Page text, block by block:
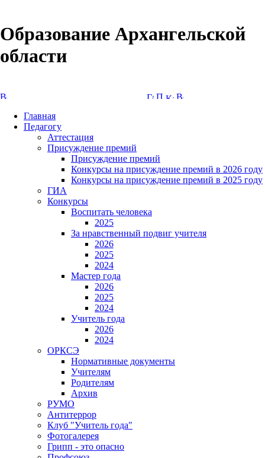
Образование Архангельской
области
Главная
Педагогу
Аттестация
Присуждение премий
Присуждение премий
Конкурсы на присуждение премий в 2026 году
Конкурсы на присуждение премий в 2025 году
ГИА
Конкурсы
Воспитать человека
2025
За нравственный подвиг учителя
2026
2025
2024
Мастер года
2026
2025
2024
Учитель года
2026
2024
ОРКСЭ
Нормативные документы
Учителям
Родителям
Архив
РУМО
Антитеррор
Клуб "Учитель года"
Фотогалерея
Грипп - это опасно